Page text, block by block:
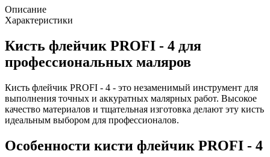
Описание
Характеристики
Кисть флейчик PROFI - 4 для
профессиональных маляров
Кисть флейчик PROFI - 4 - это незаменимый инструмент для
выполнения точных и аккуратных малярных работ. Высокое
качество материалов и тщательная изготовка делают эту кисть
идеальным выбором для профессионалов.
Особенности кисти флейчик PROFI - 4